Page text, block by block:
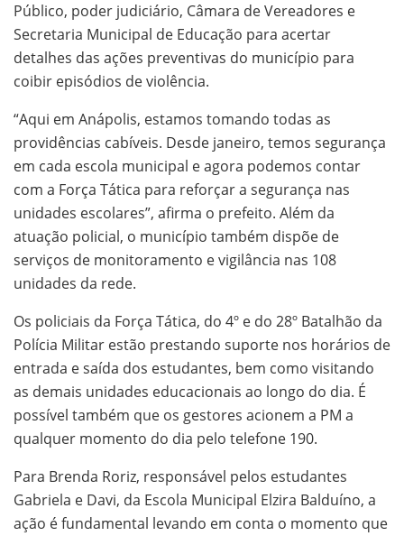
Público, poder judiciário, Câmara de Vereadores e
Secretaria Municipal de Educação para acertar
detalhes das ações preventivas do município para
coibir episódios de violência.
“Aqui em Anápolis, estamos tomando todas as
providências cabíveis. Desde janeiro, temos segurança
em cada escola municipal e agora podemos contar
com a Força Tática para reforçar a segurança nas
unidades escolares”, afirma o prefeito. Além da
atuação policial, o município também dispõe de
serviços de monitoramento e vigilância nas 108
unidades da rede.
Os policiais da Força Tática, do 4º e do 28º Batalhão da
Polícia Militar estão prestando suporte nos horários de
entrada e saída dos estudantes, bem como visitando
as demais unidades educacionais ao longo do dia. É
possível também que os gestores acionem a PM a
qualquer momento do dia pelo telefone 190.
Para Brenda Roriz, responsável pelos estudantes
Gabriela e Davi, da Escola Municipal Elzira Balduíno, a
ação é fundamental levando em conta o momento que